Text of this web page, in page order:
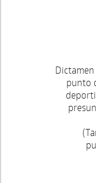
punto